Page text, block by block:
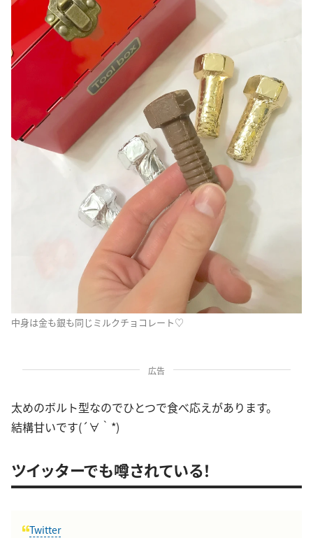
中身は金も銀も同じミルクチョコレート♡
広告
太めのボルト型なのでひとつで食べ応えがあります。
結構甘いです(´∀｀*)
ツイッターでも噂されている！
Twitter